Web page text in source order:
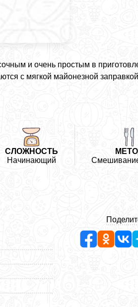
и очень простым в
с мягкой майонезной
СЛОЖНОСТЬ
Начинающий